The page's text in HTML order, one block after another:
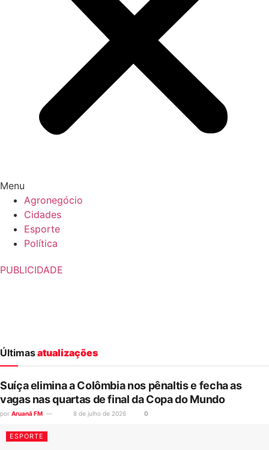
Menu
Agronegócio
Cidades
Esporte
Política
PUBLICIDADE
Últimasatualizações
Suíça elimina a Colômbia nos pênaltis e fecha as
vagas nas quartas de final da Copa do Mundo
por Aruanã FM 8 de julho de 2026 0
ESPORTE